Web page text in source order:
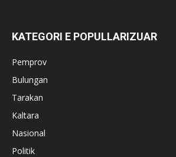
KATEGORI E POPULLARIZUAR
Pemprov
Bulungan
Tarakan
Kaltara
Nasional
Politik